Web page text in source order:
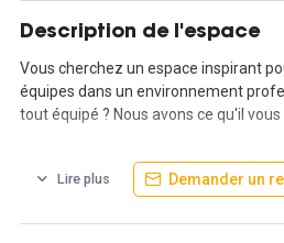
Description de l'espace
Vous cherchez un espace inspirant
équipes dans un environnement
tout équipé ? Nous avons ce qu'il
Idéal pour startups ou petites
de praticité, cet espace indépendant
composé de deux bureaux fermés
Lire plus Demander un